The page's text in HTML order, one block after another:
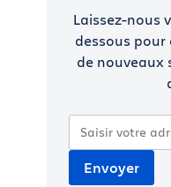
Laissez-nous
dessous
de nouveaux